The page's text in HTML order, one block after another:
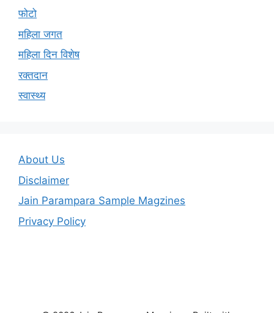
फोटो
महिला जगत
महिला दिन विशेष
रक्तदान
स्वास्थ्य
About Us
Disclaimer
Jain Parampara Sample Magzines
Privacy Policy